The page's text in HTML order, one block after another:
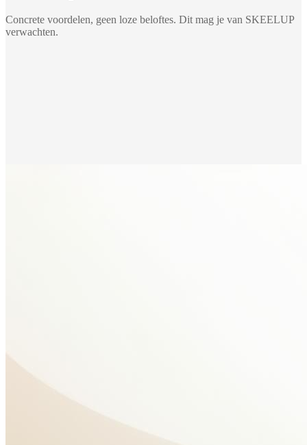
Concrete voordelen, geen loze beloftes. Dit mag je van SKEELUP
verwachten.